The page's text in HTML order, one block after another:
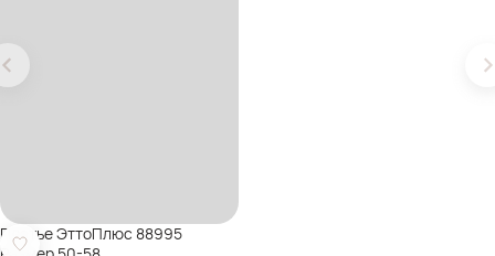
Платье ЭттоПлюс 88995